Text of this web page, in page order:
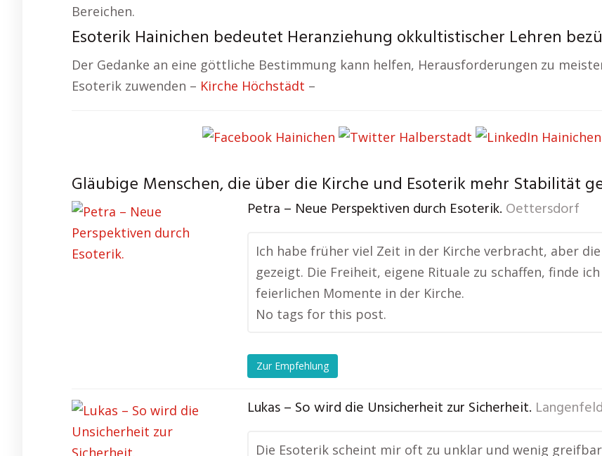
Bereichen.
Esoterik Hainichen bedeutet Heranziehung okkultistischer Lehren
Der Gedanke an eine göttliche Bestimmung kann helfen, Herausforderungen zu
Esoterik zuwenden – Kirche Höchstädt –
Gläubige Menschen, die über die Kirche und Esoterik mehr Stabilität
Petra – Neue Perspektiven durch Esoterik. Oettersdorf
Ich habe früher viel Zeit in der Kirche verbracht, aber
gezeigt. Die Freiheit, eigene Rituale zu schaffen, finde
feierlichen Momente in der Kirche.
No tags for this post.
Zur Empfehlung
Lukas – So wird die Unsicherheit zur Sicherheit.
Die Esoterik scheint mir oft zu unklar und wenig